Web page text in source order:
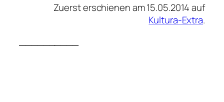
Zuerst erschienen am 15.05.2014 auf
Kultura-Extra.
__________